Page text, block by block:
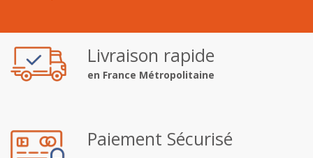
Livraison rapide
en France Métropolitaine
Paiement Sécurisé